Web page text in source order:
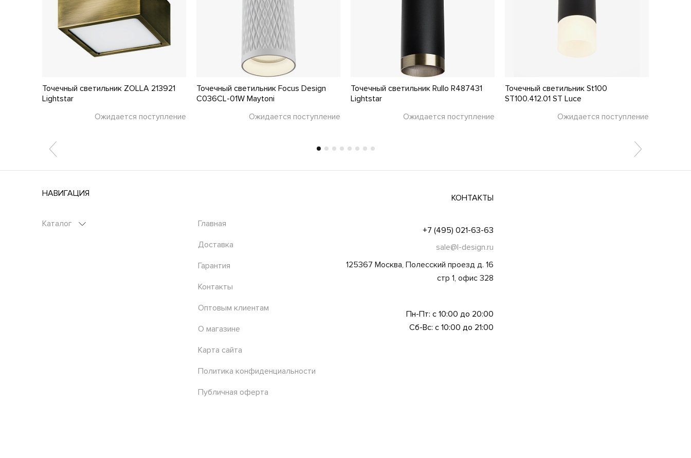
Точечный светильник ZOLLA 213921
Lightstar
Ожидается поступление
Точечный светильник Focus Design
C036CL-01W Maytoni
Ожидается поступление
Точечный светильник Rullo R487431
Lightstar
Ожидается поступление
Точечный светильник St100
ST100.412.01 ST Luce
Ожидается поступление
НАВИГАЦИЯ
Каталог Главная
Доставка
Гарантия
Контакты
Оптовым клиентам
О магазине
Карта сайта
Политика конфиденциальности
Публичная оферта
КОНТАКТЫ
+7 (495) 021-63-63
sale@l-design.ru
125367 Москва, Полесский проезд д. 16
стр 1, офис 328
Пн-Пт: с 10:00 до 20:00
Сб-Вс: с 10:00 до 21:00